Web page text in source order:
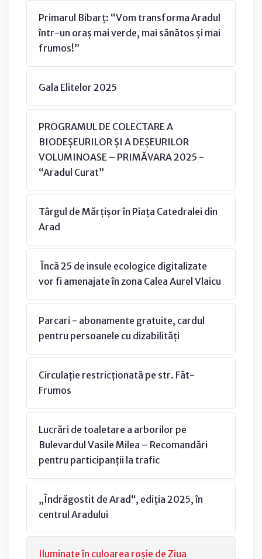
Primarul Bibarț: “Vom transforma Aradul
într-un oraș mai verde, mai sănătos și mai
frumos!”
Gala Elitelor 2025
PROGRAMUL DE COLECTARE A
BIODEȘEURILOR ȘI A DEȘEURILOR
VOLUMINOASE – PRIMĂVARA 2025 -
“Aradul Curat”
Târgul de Mărțișor în Piața Catedralei din
Arad
Încă 25 de insule ecologice digitalizate
vor fi amenajate în zona Calea Aurel Vlaicu
Parcari - abonamente gratuite, cardul
pentru persoanele cu dizabilități
Circulație restricționată pe str. Făt-
Frumos
Lucrări de toaletare a arborilor pe
Bulevardul Vasile Milea – Recomandări
pentru participanții la trafic
„Îndrăgostit de Arad“, ediția 2025, în
centrul Aradului
Iluminate în culoarea roșie de Ziua